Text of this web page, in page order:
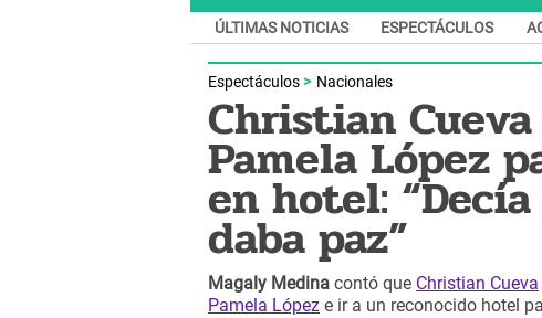
ÚLTIMAS NOTICIAS ESPECTÁCULOS
Espectáculos Nacionales
Christian
Pamela López
en hotel:
daba paz”
Magaly Medina contó que Christian Cueva
Pamela López e ir a un reconocido hotel